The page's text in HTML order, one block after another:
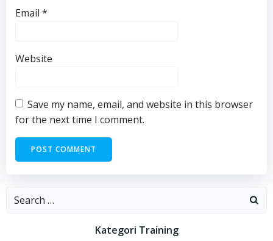
Email *
Website
Save my name, email, and website in this browser
for the next time I comment.
Search
Kategori Training